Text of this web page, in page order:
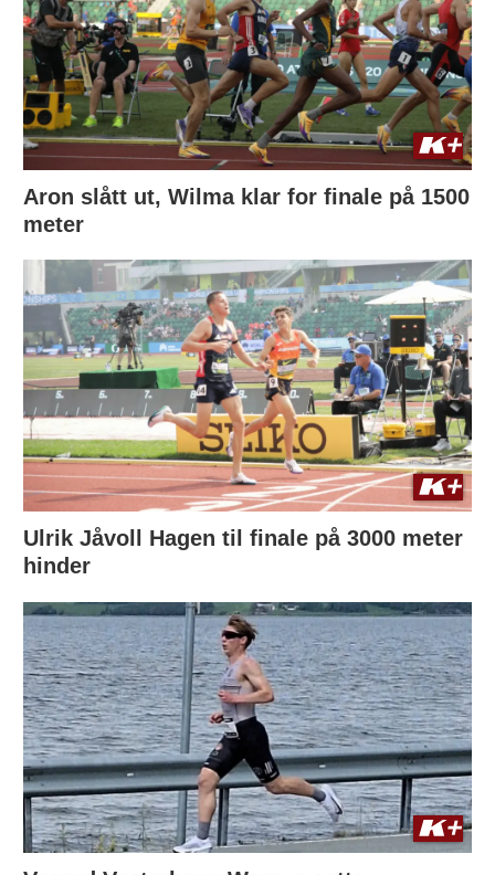
Aron slått ut, Wilma klar for finale på 1500
meter
Ulrik Jåvoll Hagen til finale på 3000 meter
hinder